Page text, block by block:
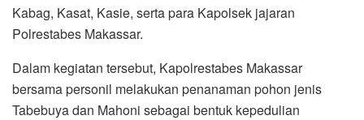
Kabag, Kasat, Kasie, serta para Kapolsek jajaran
Polrestabes Makassar.
Dalam kegiatan tersebut, Kapolrestabes Makassar
bersama personil melakukan penanaman pohon jenis
Tabebuya dan Mahoni sebagai bentuk kepedulian